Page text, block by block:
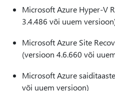
Microsoft Azure Hyper-V
3.4.486 või uuem
Microsoft Azure Site
(versioon 4.6.660 või
Microsoft Azure
või uuem versioon)